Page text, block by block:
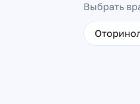
Выбрать